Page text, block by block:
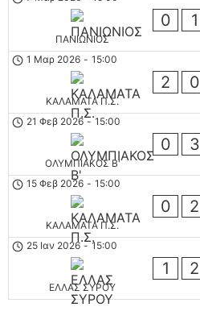
ΠΑΝΙΩΝΙΟΣ
0 1
1 Μαρ 2026 - 15:00
ΚΑΛΑΜΑΤΑ Π.Σ.
2 0
21 Φεβ 2026 - 15:00
ΟΛΥΜΠΙΑΚΟΣ Β'
0 3
15 Φεβ 2026 - 15:00
ΚΑΛΑΜΑΤΑ Π.Σ.
0 2
25 Ιαν 2026 - 15:00
ΕΛΛΑΣ ΣΥΡΟΥ
1 2